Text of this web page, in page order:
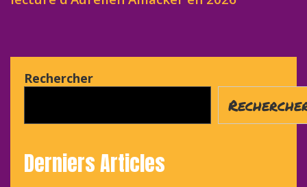
Rechercher
Derniers Articles